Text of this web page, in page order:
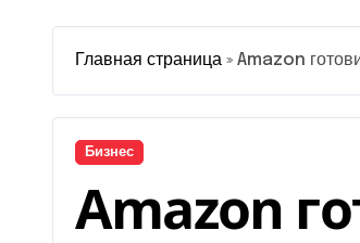
Главная страница » Amazon
Бизнес
Amazon